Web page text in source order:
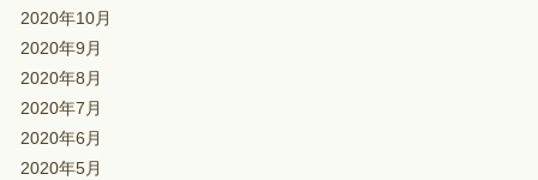
2020年10月
2020年9月
2020年8月
2020年7月
2020年6月
2020年5月